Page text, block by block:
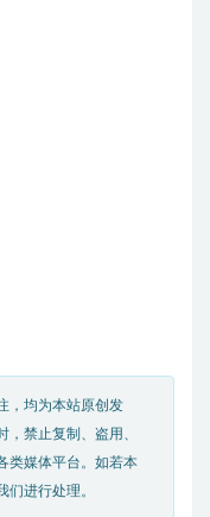
，均为本站原创发
禁止复制、盗用、
类媒体平台。如若本
们进行处理。